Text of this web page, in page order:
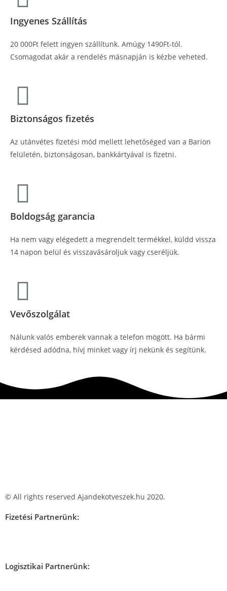
Ingyenes Szállítás
20 000Ft felett ingyen szállítunk. Amúgy 1490Ft-tól.
Csomagodat akár a rendelés másnapján is kézbe veheted.
Biztonságos fizetés
Az utánvétes fizetési mód mellett lehetőséged van a Barion
felületén, biztonságosan, bankkártyával is fizetni.
Boldogság garancia
Ha nem vagy elégedett a megrendelt termékkel, küldd vissza
14 napon belül és visszavásároljuk vagy cseréljük.
Vevőszolgálat
Nálunk valós emberek vannak a telefon mögött. Ha bármi
kérdésed adódna, hívj minket vagy írj nekünk és segítünk.
© All rights reserved Ajandekotveszek.hu 2020.
Fizetési Partnerünk:
Logisztikai Partnerünk: